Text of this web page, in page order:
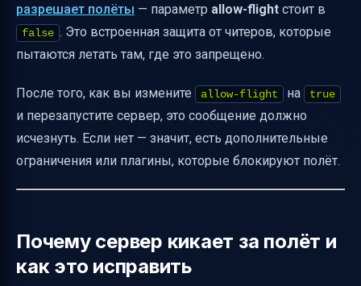
разрешает полёты — параметр allow-flight стоит в
false . Это встроенная защита от читеров, которые
пытаются летать там, где это запрещено.
После того, как вы измените allow-flight на true
и перезапустите сервер, это сообщение должно
исчезнуть. Если нет — значит, есть дополнительные
ограничения или плагины, которые блокируют полёт.
Почему сервер кикает за полёт и
как это исправить